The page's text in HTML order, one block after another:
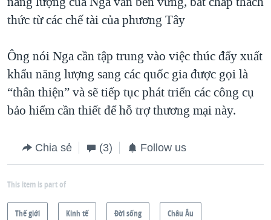
thức từ các chế tài của phương Tây
Ông nói Nga cần tập trung vào việc thúc đẩy xuất
khẩu năng lượng sang các quốc gia được gọi là
“thân thiện” và sẽ tiếp tục phát triển các công cụ
bảo hiểm cần thiết để hỗ trợ thương mại này.
Chia sẻ (3) Follow us
This item is part of
Thế giới Kinh tế Ðời sống Châu Âu